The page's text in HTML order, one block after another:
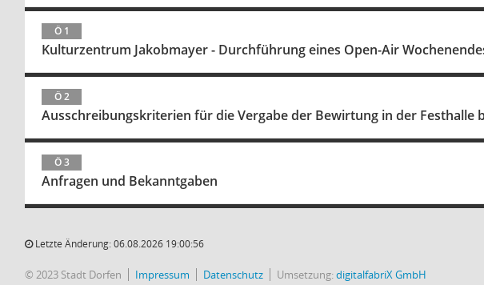
Ö 1
Kulturzentrum Jakobmayer - Durchführung eines Open-Air
Ö 2
Ausschreibungskriterien für die Vergabe der Bewirtung in der Festhalle
Ö 3
Anfragen und Bekanntgaben
Letzte Änderung: 06.08.2026 19:00:56
© 2023 Stadt Dorfen Impressum Datenschutz Umsetzung:digitalfabriX GmbH